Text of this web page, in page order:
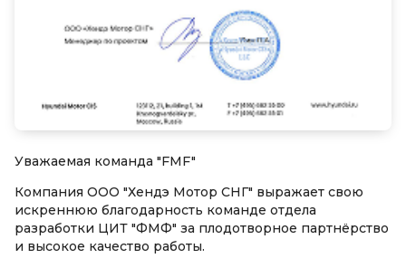
Уважаемая команда "FMF"
Компания ООО "Хендэ Мотор СНГ" выражает свою
искреннюю благодарность команде отдела
разработки ЦИТ "ФМФ" за плодотворное партнёрство
и высокое качество работы.